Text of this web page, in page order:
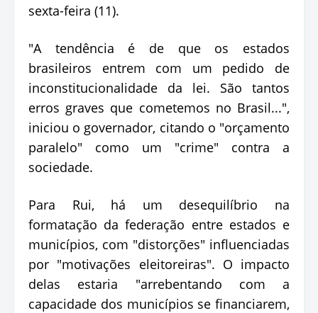
sexta-feira (11).
"A tendência é de que os estados
brasileiros entrem com um pedido de
inconstitucionalidade da lei. São tantos
erros graves que cometemos no Brasil...",
iniciou o governador, citando o "orçamento
paralelo" como um "crime" contra a
sociedade.
Para Rui, há um desequilíbrio na
formatação da federação entre estados e
municípios, com "distorções" influenciadas
por "motivações eleitoreiras". O impacto
delas estaria "arrebentando com a
capacidade dos municípios se financiarem,